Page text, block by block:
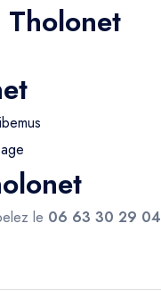
le 06 63 30 29 04